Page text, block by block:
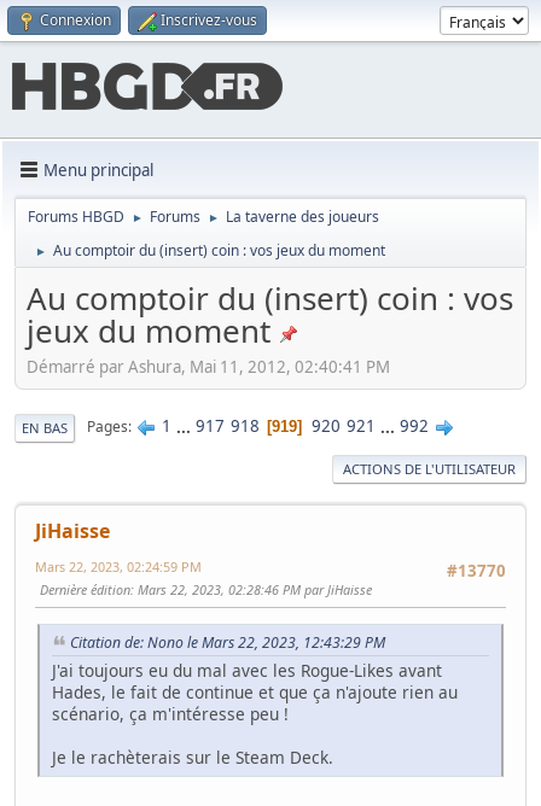
Connexion Inscrivez-vous
Menu principal
Forums HBGD ► Forums ► La taverne des joueurs
► Au comptoir du (insert) coin : vos jeux du moment
Au comptoir du (insert) coin : vos
jeux du moment
Démarré par Ashura, Mai 11, 2012, 02:40:41 PM
EN BAS Pages 1 ... 917 918 919 920 921 ... 992
ACTIONS DE L'UTILISATEUR
JiHaisse
#13770
Mars 22, 2023, 02:24:59 PM
Dernière édition: Mars 22, 2023, 02:28:46 PM par JiHaisse
Citation de: Nono le Mars 22, 2023, 12:43:29 PM
J'ai toujours eu du mal avec les Rogue-Likes avant
Hades, le fait de continue et que ça n'ajoute rien au
scénario, ça m'intéresse peu !
Je le rachèterais sur le Steam Deck.